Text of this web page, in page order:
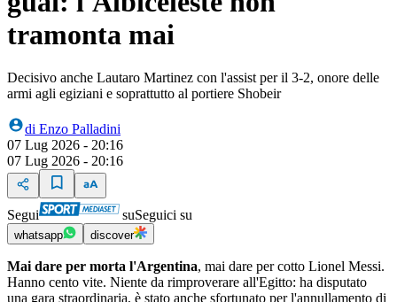
tramonta mai
Decisivo anche Lautaro Martinez con l'assist per il 3-2, onore delle
armi agli egiziani e soprattutto al portiere Shobeir
di Enzo Palladini
07 Lug 2026 - 20:16
07 Lug 2026 - 20:16
Segui suSeguici su
whatsapp discover
Mai dare per morta l'Argentina, mai dare per cotto Lionel Messi.
Hanno cento vite. Niente da rimproverare all'Egitto: ha disputato
una gara straordinaria, è stato anche sfortunato per l'annullamento di